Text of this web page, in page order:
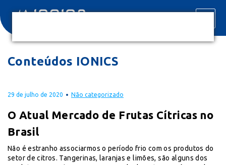
Conteúdos IONICS
29 de julho de 2020 Não categorizado
O Atual Mercado de Frutas Cítricas no
Brasil
Não é estranho associarmos o período frio com os produtos do
setor de citros. Tangerinas, laranjas e limões, são alguns dos